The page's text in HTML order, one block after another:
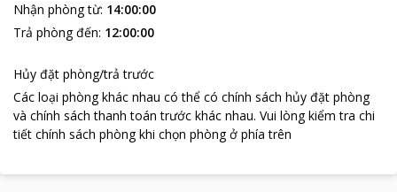
Nhận phòng từ: 14:00:00
Trả phòng đến: 12:00:00
Hủy đặt phòng/trả trước
Các loại phòng khác nhau có thể có chính sách hủy đặt phòng
và chính sách thanh toán trước khác nhau. Vui lòng kiểm tra chi
tiết chính sách phòng khi chọn phòng ở phía trên